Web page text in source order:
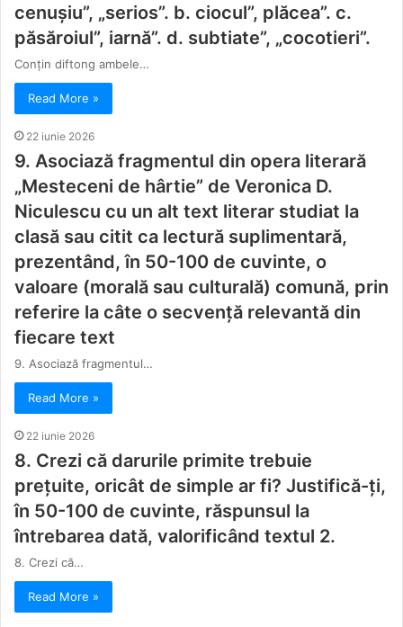
cenuşiu”, „serios”. b. ciocul”, plăcea”. c.
păsăroiul”, iarnă”. d. subtiate”, „cocotieri”.
Conţin diftong ambele…
Read More »
22 iunie 2026
9. Asociază fragmentul din opera literară
„Mesteceni de hârtie” de Veronica D.
Niculescu cu un alt text literar studiat la
clasă sau citit ca lectură suplimentară,
prezentând, în 50-100 de cuvinte, o
valoare (morală sau culturală) comună, prin
referire la câte o secvență relevantă din
fiecare text
9. Asociază fragmentul…
Read More »
22 iunie 2026
8. Crezi că darurile primite trebuie
prețuite, oricât de simple ar fi? Justifică-ți,
în 50-100 de cuvinte, răspunsul la
întrebarea dată, valorificând textul 2.
8. Crezi că…
Read More »